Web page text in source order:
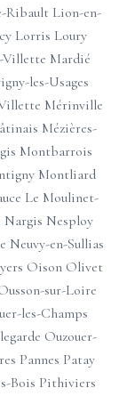
Ribault Lion-en-
Lorris Loury
Villette Mardié
les-Usages
Mérinville
Mézières-
Montbarrois
Montliard
Le Moulinet-
Nargis Nesploy
Neuvy-en-Sullias
Oison Olivet
sur-Loire
les-Champs
Ouzouer-
Pannes Patay
Bois Pithiviers